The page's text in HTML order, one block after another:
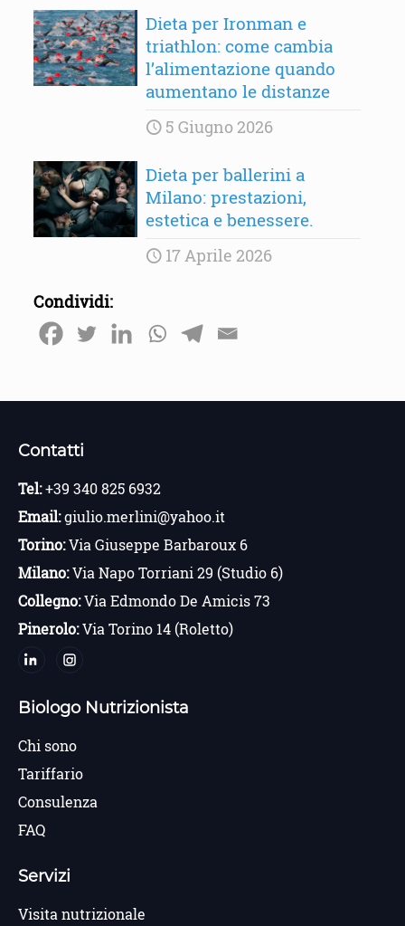
Dieta per Ironman e
triathlon: come cambia
l’alimentazione quando
aumentano le distanze
5 Giugno 2026
Dieta per ballerini a
Milano: prestazioni,
estetica e benessere.
17 Aprile 2026
Condividi:
Contatti
Tel:+39 340 825 6932
Email:giulio.merlini@yahoo.it
Torino:Via Giuseppe Barbaroux 6
Milano:Via Napo Torriani 29 (Studio 6)
Collegno:Via Edmondo De Amicis 73
Pinerolo:Via Torino 14 (Roletto)
Biologo Nutrizionista
Chi sono
Tariffario
Consulenza
FAQ
Servizi
Visita nutrizionale